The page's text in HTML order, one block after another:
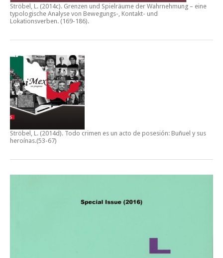
Ströbel, L. (2014c). Grenzen und Spielräume der Wahrnehmung – eine
typologische Analyse von Bewegungs-, Kontakt- und
Lokationsverben. (169-186).
Ströbel, L. (2014d). Todo crimen es un acto de posesión: Buñuel y sus
heroínas.(53-67)